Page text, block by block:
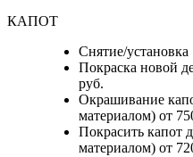
КАПОТ
Снятие/
Покраска новой
руб.
Окрашивание
материалом) от
Покрасить капот
материалом) от